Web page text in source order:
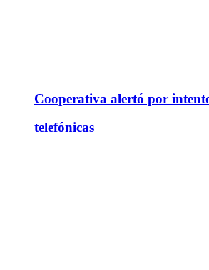
Cooperativa alertó por
telefónicas